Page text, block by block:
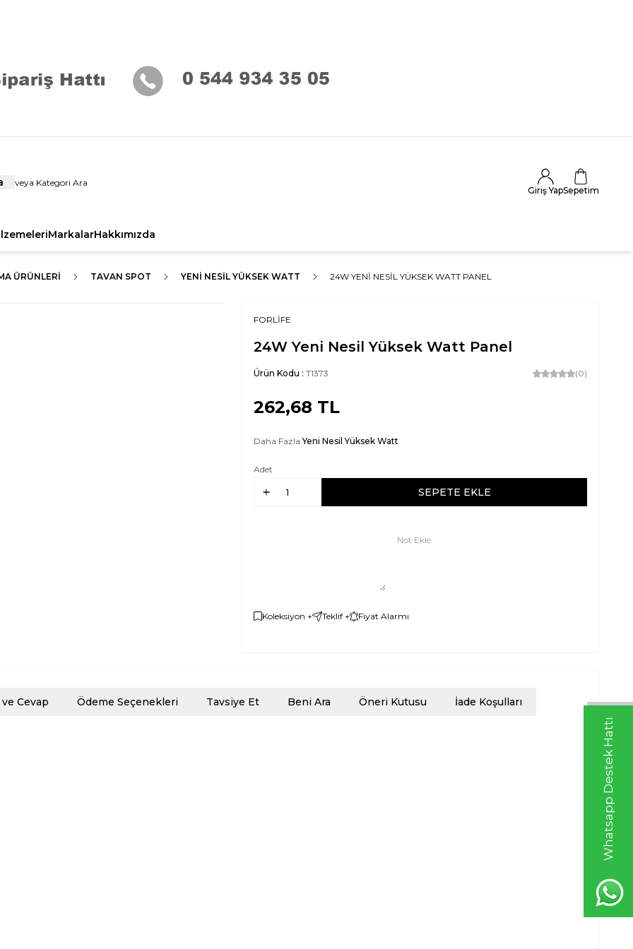
Whatsapp Destek Hattı
Giriş YapSepetim
MarkalarHakkımızda
ÜRÜNLERI TAVAN SPOT YENI NESIL YÜKSEK WATT 24W YENI NESIL YÜKSEK WATT PANEL
FORLİFE
24W Yeni Nesil Yüksek Watt Panel
Ürün Kodu : T1373 (0)
262,68 TL
Daha FazlaYeni Nesil Yüksek Watt
Adet
SEPETE EKLE
Not Ekle
Koleksiyon + Teklif + Fiyat Alarmı
Cevap Ödeme Seçenekleri Tavsiye Et Beni Ara Öneri Kutusu İade Koşulları